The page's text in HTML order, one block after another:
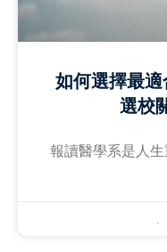
如何選擇最
選校
報讀醫學系是人